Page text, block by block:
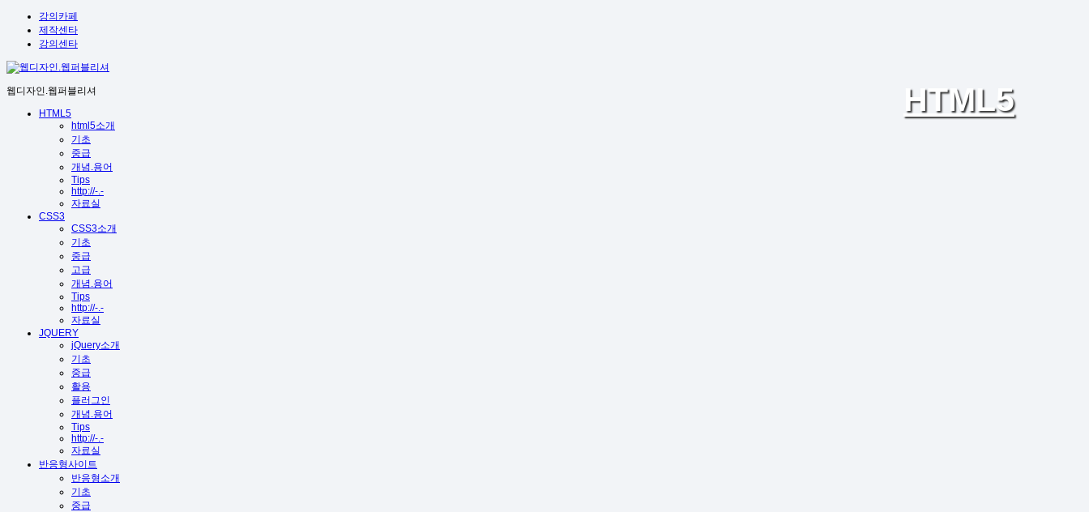
강의카페
제작센타
강의센타
웹디자인.웹퍼블리셔
HTML5
html5소개
기초
중급
개념.용어
Tips
http://-.-
자료실
CSS3
CSS3소개
기초
중급
고급
개념.용어
Tips
http://-.-
자료실
JQUERY
jQuery소개
기초
중급
활용
플러그인
개념.용어
Tips
http://-.-
자료실
반응형사이트
반응형소개
기초
중급
HTML5